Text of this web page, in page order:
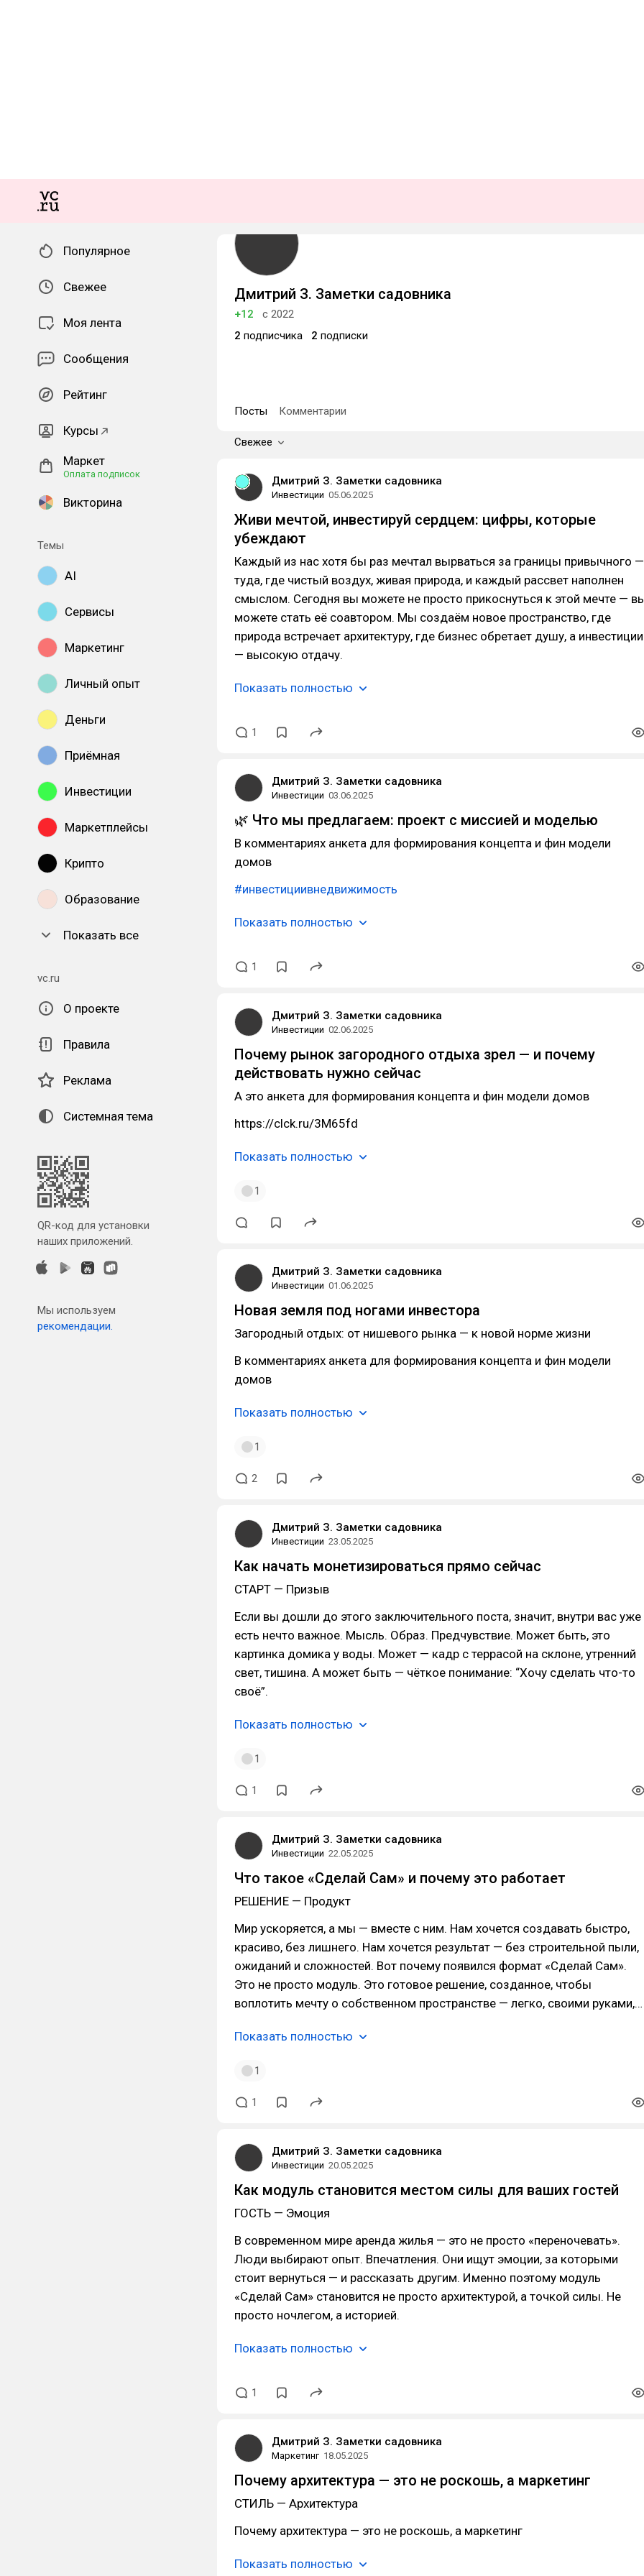
Популярное
Свежее
Моя лента
Сообщения
Рейтинг
Курсы
Маркет
Оплата подписок
Викторина
Темы
AI
Сервисы
Маркетинг
Личный опыт
Деньги
Приёмная
Инвестиции
Маркетплейсы
Крипто
Образование
Показать все
vc.ru
О проекте
Правила
Реклама
Системная тема
QR-код для установки
наших приложений.
Мы используем
рекомендации.
Дмитрий З. Заметки садовника
+12
с 2022
2 подписчика 2 подписки
Посты Комментарии
Свежее
Дмитрий З. Заметки садовника
Инвестиции 05.06.2025
Живи мечтой, инвестируй сердцем: цифры, которые
убеждают
Каждый из нас хотя бы раз мечтал вырваться за границы привычного —
туда, где чистый воздух, живая природа, и каждый рассвет наполнен
смыслом. Сегодня вы можете не просто прикоснуться к этой мечте —
можете стать её соавтором. Мы создаём новое пространство, где
природа встречает архитектуру, где бизнес обретает душу, а инвестиции
— высокую отдачу.
Показать полностью
1
Дмитрий З. Заметки садовника
Инвестиции 03.06.2025
🌿 Что мы предлагаем: проект с миссией и моделью
В комментариях анкета для формирования концепта и фин модели
домов
#инвестициивнедвижимость
Показать полностью
1
Дмитрий З. Заметки садовника
Инвестиции 02.06.2025
Почему рынок загородного отдыха зрел — и почему
действовать нужно сейчас
А это анкета для формирования концепта и фин модели домов
https://clck.ru/3M65fd
Показать полностью
1
Дмитрий З. Заметки садовника
Инвестиции 01.06.2025
Новая земля под ногами инвестора
Загородный отдых: от нишевого рынка — к новой норме жизни
В комментариях анкета для формирования концепта и фин модели
домов
Показать полностью
1
2
Дмитрий З. Заметки садовника
Инвестиции 23.05.2025
Как начать монетизироваться прямо сейчас
СТАРТ — Призыв
Если вы дошли до этого заключительного поста, значит, внутри вас уже
есть нечто важное. Мысль. Образ. Предчувствие. Может быть, это
картинка домика у воды. Может — кадр с террасой на склоне, утренний
свет, тишина. А может быть — чёткое понимание: “Хочу сделать что-то
своё”.
Показать полностью
1
1
Дмитрий З. Заметки садовника
Инвестиции 22.05.2025
Что такое «Сделай Сам» и почему это работает
РЕШЕНИЕ — Продукт
Мир ускоряется, а мы — вместе с ним. Нам хочется создавать быстро,
красиво, без лишнего. Нам хочется результат — без строительной пыли,
ожиданий и сложностей. Вот почему появился формат «Сделай Сам».
Это не просто модуль. Это готовое решение, созданное, чтобы
воплотить мечту о собственном пространстве — легко, своими руками,…
Показать полностью
1
1
Дмитрий З. Заметки садовника
Инвестиции 20.05.2025
Как модуль становится местом силы для ваших гостей
ГОСТЬ — Эмоция
В современном мире аренда жилья — это не просто «переночевать».
Люди выбирают опыт. Впечатления. Они ищут эмоции, за которыми
стоит вернуться — и рассказать другим. Именно поэтому модуль
«Сделай Сам» становится не просто архитектурой, а точкой силы. Не
просто ночлегом, а историей.
Показать полностью
1
Дмитрий З. Заметки садовника
Маркетинг 18.05.2025
Почему архитектура — это не роскошь, а маркетинг
СТИЛЬ — Архитектура
Почему архитектура — это не роскошь, а маркетинг
Показать полностью